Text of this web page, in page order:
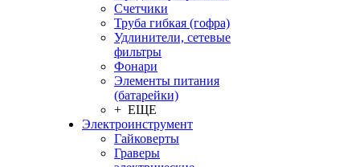
Счетчики
Труба гибкая (гофра)
Удлинители, сетевые
фильтры
Фонари
Элементы питания
(батарейки)
+ ЕЩЕ
Электроинструмент
Гайковерты
Граверы